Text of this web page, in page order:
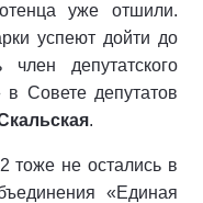
уже отшили.
успеют дойти до
депутатского
Совете депутатов
.
тоже не остались в
«Единая